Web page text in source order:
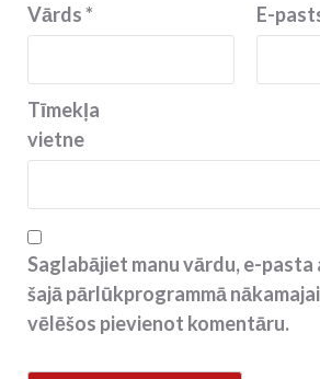
Vārds* E-
Tīmekļa
vietne
Saglabājiet manu vārdu, e-pasta
šajā pārlūkprogrammā
vēlēšos pievienot komentāru.